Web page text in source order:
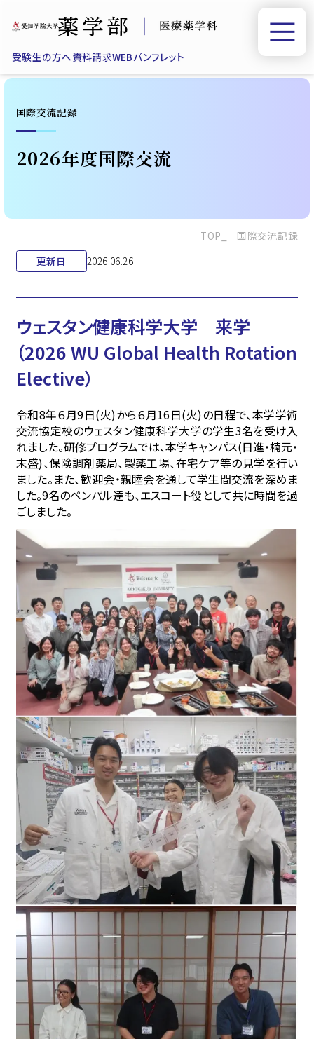
受験生の方へ資料請求WEBパンフレット
国際交流記録
2026年度国際交流
TOP
国際交流記録
更新日
2026.06.26
ウェスタン健康科学大学 来学
（2026 WU Global Health Rotation
Elective）
令和8年６月9日(火)から６月16日(火)の日程で、本学学術
交流協定校のウェスタン健康科学大学の学生3名を受け入
れました。研修プログラムでは、本学キャンパス(日進・楠元・
末盛)、保険調剤薬局、製薬工場、在宅ケア等の見学を行い
ました。また、歓迎会・親睦会を通して学生間交流を深めま
した。9名のペンパル達も、エスコート役として共に時間を過
ごしました。